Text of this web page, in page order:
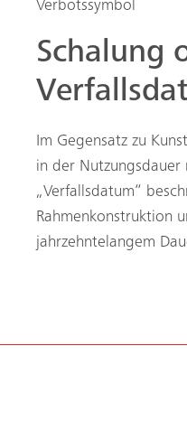
Schalung
Im Gegensatz zu
in der Nutzungsdauer
„Verfallsdatum“
Rahmenkonstruktion
jahrzehntelangem